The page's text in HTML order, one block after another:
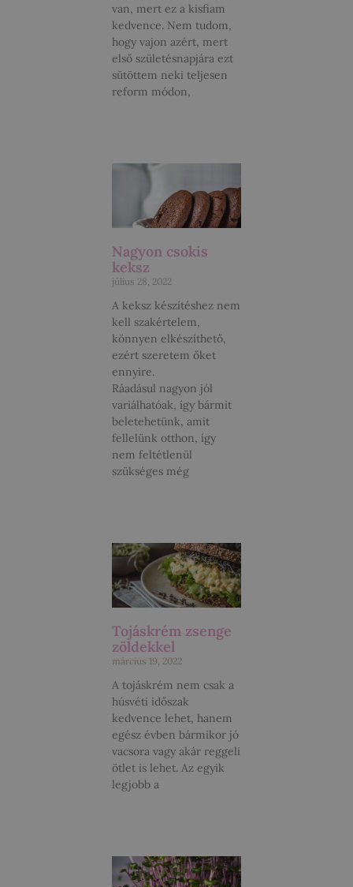
van, mert ez a kisfiam
kedvence. Nem tudom,
hogy vajon azért, mert
első születésnapjára ezt
sütöttem neki teljesen
reform módon,
Nagyon csokis
keksz
július 28, 2022
A keksz készítéshez nem
kell szakértelem,
könnyen elkészíthető,
ezért szeretem őket
ennyire.
Ráadásul nagyon jól
variálhatóak, így bármit
beletehetünk, amit
fellelünk otthon, így
nem feltétlenül
szükséges még
Tojáskrém zsenge
zöldekkel
március 19, 2022
A tojáskrém nem csak a
húsvéti időszak
kedvence lehet, hanem
egész évben bármikor jó
vacsora vagy akár reggeli
ötlet is lehet. Az egyik
legjobb a